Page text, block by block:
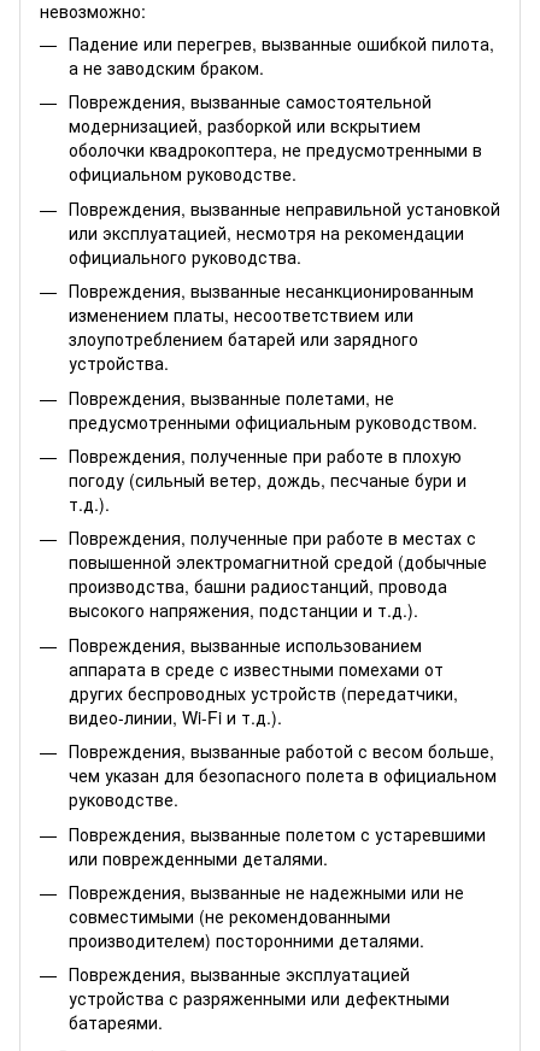
невозможно:
Падение или перегрев, вызванные ошибкой пилота,
а не заводским браком.
Повреждения, вызванные самостоятельной
модернизацией, разборкой или вскрытием
оболочки квадрокоптера, не предусмотренными в
официальном руководстве.
Повреждения, вызванные неправильной установкой
или эксплуатацией, несмотря на рекомендации
официального руководства.
Повреждения, вызванные несанкционированным
изменением платы, несоответствием или
злоупотреблением батарей или зарядного
устройства.
Повреждения, вызванные полетами, не
предусмотренными официальным руководством.
Повреждения, полученные при работе в плохую
погоду (сильный ветер, дождь, песчаные бури и
т.д.).
Повреждения, полученные при работе в местах с
повышенной электромагнитной средой (добычные
производства, башни радиостанций, провода
высокого напряжения, подстанции и т.д.).
Повреждения, вызванные использованием
аппарата в среде с известными помехами от
других беспроводных устройств (передатчики,
видео-линии, Wi-Fi и т.д.).
Повреждения, вызванные работой с весом больше,
чем указан для безопасного полета в официальном
руководстве.
Повреждения, вызванные полетом с устаревшими
или поврежденными деталями.
Повреждения, вызванные не надежными или не
совместимыми (не рекомендованными
производителем) посторонними деталями.
Повреждения, вызванные эксплуатацией
устройства с разряженными или дефектными
батареями.